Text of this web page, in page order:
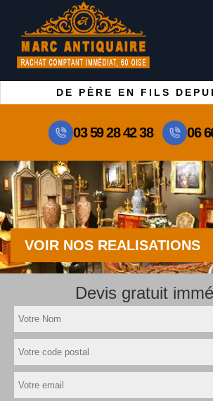
DE PÈRE EN FILS
03 59 28 42 38 06
VOIR NOS REALISATIONS
Devis gratuit